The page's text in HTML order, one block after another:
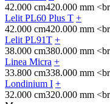
42.000 cm420.000 mm
Lelit PL60 Plus T +
42.000 cm420.000 mm
Lelit PL91T +
38.000 cm380.000 mm
Linea Micra +
33.800 cm338.000 mm
Londinium I +
32.000 cm320.000 mm